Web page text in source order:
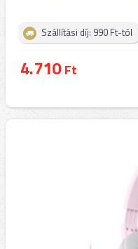
Szállítási díj: 990 Ft-tól
4.710Ft